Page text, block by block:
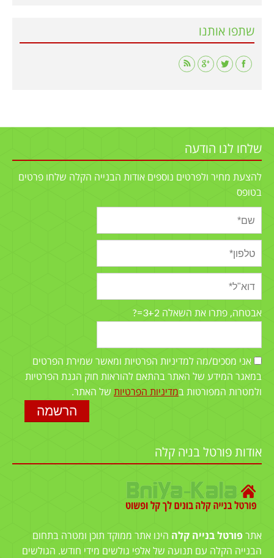
שתפו אותנו
Find us on:
שלחו לנו הודעה
להצעת מחיר ולפרטים נוספים אודות הבנייה הקלה שלחו פרטים
בטופס
אבטחה, פתרו את השאלה 3+2=?
אני מסכים/מה למדיניות הפרטיות ומאשר שמירת הפרטים
במאגר המידע של האתר בהתאם להוראות חוק הגנת הפרטיות
ולמטרות המפורטות במדיניות הפרטיות של האתר.
אודות פורטל בניה קלה
אתר פורטל בנייה קלה הינו אתר ממוקד תוכן ומטרה בתחום
הבנייה הקלה עם תנועה של אלפי גולשים מידי חודש. הגולשים